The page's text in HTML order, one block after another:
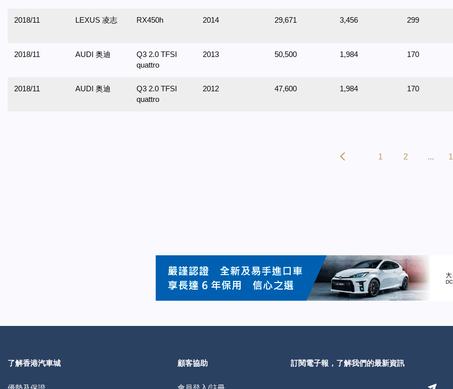
2018/11 LEXUS 凌志 RX450h 2014 29,671 3,456 299
2018/11 AUDI 奥迪
Q3 2.0 TFSI
quattro
2013 50,500 1,984 170
2018/11 AUDI 奥迪
Q3 2.0 TFSI
quattro
2012 47,600 1,984 170
1 2 ...
了解香港汽車城 顧客協助 訂閱電子報，了解我們的最新資訊